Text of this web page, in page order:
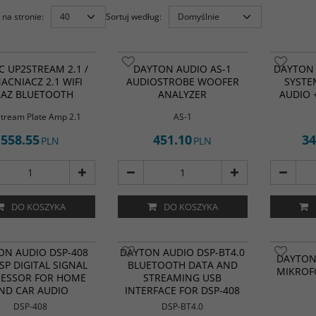
na stronie: Sortuj według:
UP2STREAM 2.1 /
2.1 WIFI
BLUETOOTH
Plate Amp 2.1
558.55PLN
DO KOSZYKA
DAYTON AUDIO AS-1
AUDIOSTROBE WOOFER
ANALYZER
AS-1
451.10PLN
DO KOSZYKA
AUDIO
nad swoim
audio za pomocą
DSP-408,
w funkcje cyfrowego
sygnału z 4 wejściami
korektor,
AUDIO DSP-408
DIGITAL SIGNAL
FOR HOME
CAR AUDIO
DSP-408
DAYTON AUDIO DSP-BT4.0
BLUETOOTH DATA AND
STREAMING USB
INTERFACE FOR DSP-408
DSP-BT4.0
Precyzyjny
mikrofon
Dayton
kolumn